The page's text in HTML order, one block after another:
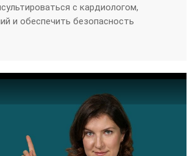
с кардиологом,
и обеспечить безопасность